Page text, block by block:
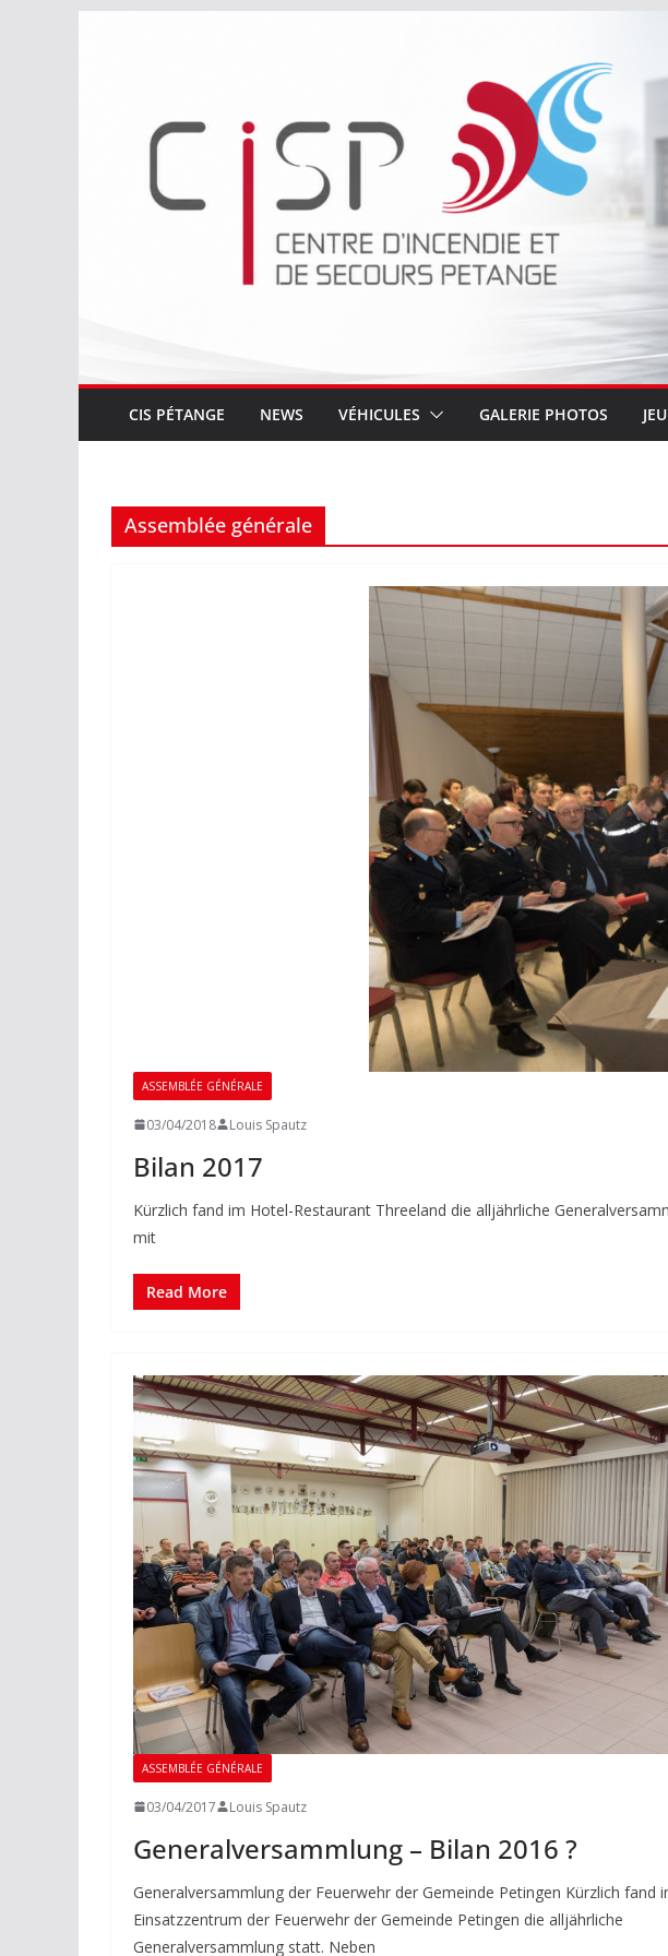
CIS PÉTANGE NEWS VÉHICULES GALERIE PHOTOS
Assemblée générale
ASSEMBLÉE GÉNÉRALE
03/04/2018 Louis Spautz
Bilan 2017
Kürzlich fand im Hotel-Restaurant Threeland die alljährliche
mit
Read More
ASSEMBLÉE GÉNÉRALE
03/04/2017 Louis Spautz
Generalversammlung – Bilan 2016 ?
Generalversammlung der Feuerwehr der Gemeinde Petingen Kürzlich fand
Einsatzzentrum der Feuerwehr der Gemeinde Petingen die alljährliche
Generalversammlung statt. Neben